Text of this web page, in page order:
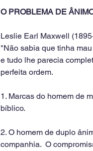
O PROBLEMA DE
Leslie Earl Maxwell
"Não sabia que tinha
e tudo lhe parecia
perfeita ordem.
1. Marcas do homem de
bíblico.
2. O homem de duplo
companhia.  O